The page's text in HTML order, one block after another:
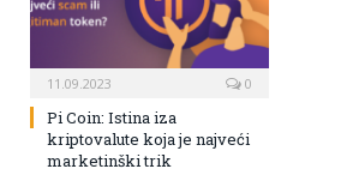
11.09.2023 0
Pi Coin: Istina iza
kriptovalute koja je najveći
marketinški trik